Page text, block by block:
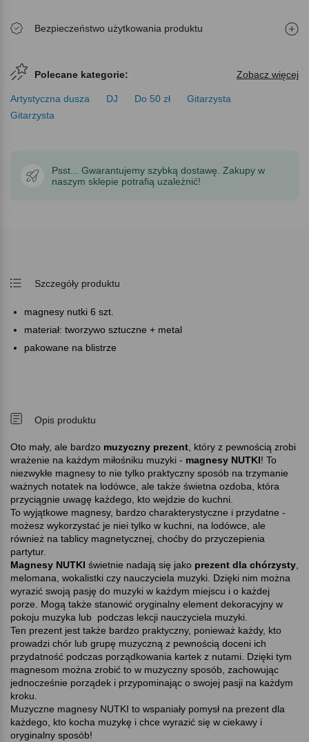
Bezpieczeństwo użytkowania produktu
Polecane kategorie: Zobacz więcej
Artystyczna dusza DJ Do 50 zł
Gitarzysta
Gitarzysta
Psst... Gwarantujemy szybką dostawę. Zakupy w
naszym sklepie potrafią uzależnić!
Szczegóły produktu
magnesy nutki 6 szt.
materiał: tworzywo sztuczne + metal
pakowane na blistrze
Opis produktu
Oto mały, ale bardzo muzyczny prezent , który z pewnością zrobi
wrażenie na każdym miłośniku muzyki - magnesy NUTKI! To
niezwykłe magnesy to nie tylko praktyczny sposób na trzymanie
ważnych notatek na lodówce, ale także świetna ozdoba, która
przyciągnie uwagę każdego, kto wejdzie do kuchni.
To wyjątkowe magnesy, bardzo charakterystyczne i przydatne -
możesz wykorzystać je niei tylko w kuchni, na lodówce, ale
również na tablicy magnetycznej, choćby do przyczepienia
partytur.
Magnesy NUTKI świetnie nadają się jako prezent dla chórzysty
melomana, wokalistki czy nauczyciela muzyki. Dzięki nim można
wyrazić swoją pasję do muzyki w każdym miejscu i o każdej
porze. Mogą także stanowić oryginalny element dekoracyjny w
pokoju muzyka lub podczas lekcji nauczyciela muzyki.
Ten prezent jest także bardzo praktyczny, ponieważ każdy, kto
prowadzi chór lub grupę muzyczną z pewnością doceni ich
przydatność podczas porządkowania kartek z nutami. Dzięki tym
magnesom można zrobić to w muzyczny sposób, zachowując
jednocześnie porządek i przypominając o swojej pasji na każdym
kroku.
Muzyczne magnesy NUTKI to wspaniały pomysł na prezent dla
każdego, kto kocha muzykę i chce wyrazić się w ciekawy i
oryginalny sposób!